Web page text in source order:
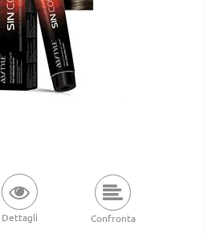
Dettagli Confronta